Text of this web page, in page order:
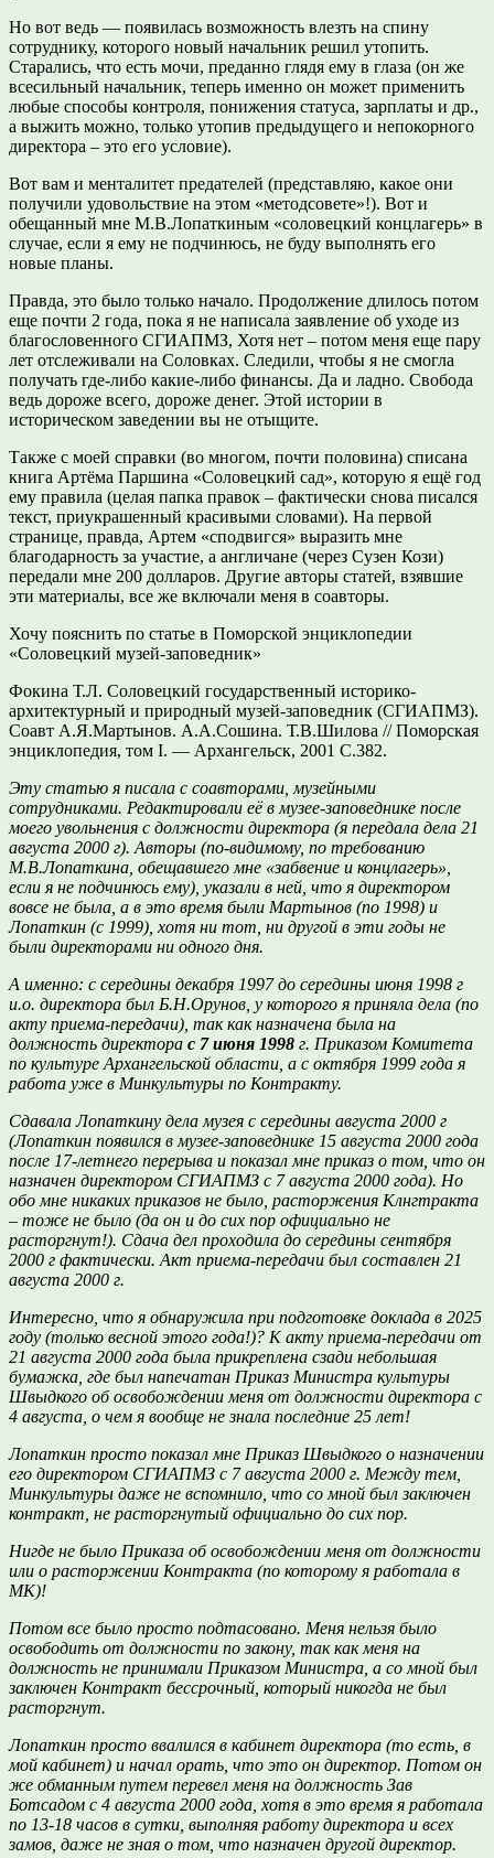
Но вот ведь — появилась возможность влезть на спину
сотруднику, которого новый начальник решил утопить.
Старались, что есть мочи, преданно глядя ему в глаза (он же
всесильный начальник, теперь именно он может применить
любые способы контроля, понижения статуса, зарплаты и др.,
а выжить можно, только утопив предыдущего и непокорного
директора – это его условие).
Вот вам и менталитет предателей (представляю, какое они
получили удовольствие на этом «методсовете»!). Вот и
обещанный мне М.В.Лопаткиным «соловецкий концлагерь» в
случае, если я ему не подчинюсь, не буду выполнять его
новые планы.
Правда, это было только начало. Продолжение длилось потом
еще почти 2 года, пока я не написала заявление об уходе из
благословенного СГИАПМЗ, Хотя нет – потом меня еще пару
лет отслеживали на Соловках. Следили, чтобы я не смогла
получать где-либо какие-либо финансы. Да и ладно. Свобода
ведь дороже всего, дороже денег. Этой истории в
историческом заведении вы не отыщите.
Также с моей справки (во многом, почти половина) списана
книга Артёма Паршина «Соловецкий сад», которую я ещё год
ему правила (целая папка правок – фактически снова писался
текст, приукрашенный красивыми словами). На первой
странице, правда, Артем «сподвигся» выразить мне
благодарность за участие, а англичане (через Сузен Кози)
передали мне 200 долларов. Другие авторы статей, взявшие
эти материалы, все же включали меня в соавторы.
Хочу пояснить по статье в Поморской энциклопедии
«Соловецкий музей-заповедник»
Фокина Т.Л. Соловецкий государственный историко-
архитектурный и природный музей-заповедник (СГИАПМЗ).
Соавт А.Я.Мартынов. А.А.Сошина. Т.В.Шилова // Поморская
энциклопедия, том I. — Архангельск, 2001 С.382.
Эту статью я писала с соавторами, музейными
сотрудниками. Редактировали её в музее-заповеднике после
моего увольнения с должности директора (я передала дела 21
августа 2000 г). Авторы (по-видимому, по требованию
М.В.Лопаткина, обещавшего мне «забвение и концлагерь»,
если я не подчинюсь ему), указали в ней, что я директором
вовсе не была, а в это время были Мартынов (по 1998) и
Лопаткин (с 1999), хотя ни тот, ни другой в эти годы не
были директорами ни одного дня.
А именно: с середины декабря 1997 до середины июня 1998 г
и.о. директора был Б.Н.Орунов, у которого я приняла дела (по
акту приема-передачи), так как назначена была на
должность директора с 7 июня 1998 г. Приказом Комитета
по культуре Архангельской области, а с октября 1999 года я
работа уже в Минкультуры по Контракту.
Сдавала Лопаткину дела музея с середины августа 2000 г
(Лопаткин появился в музее-заповеднике 15 августа 2000 года
после 17-летнего перерыва и показал мне приказ о том, что он
назначен директором СГИАПМЗ с 7 августа 2000 года). Но
обо мне никаких приказов не было, расторжения Клнгтракта
– тоже не было (да он и до сих пор официально не
расторгнут!). Сдача дел проходила до середины сентября
2000 г фактически. Акт приема-передачи был составлен 21
августа 2000 г.
Интересно, что я обнаружила при подготовке доклада в 2025
году (только весной этого года!)? К акту приема-передачи от
21 августа 2000 года была прикреплена сзади небольшая
бумажка, где был напечатан Приказ Министра культуры
Швыдкого об освобождении меня от должности директора с
4 августа, о чем я вообще не знала последние 25 лет!
Лопаткин просто показал мне Приказ Швыдкого о назначении
его директором СГИАПМЗ с 7 августа 2000 г. Между тем,
Минкультуры даже не вспомнило, что со мной был заключен
контракт, не расторгнутый официально до сих пор.
Нигде не было Приказа об освобождении меня от должности
или о расторжении Контракта (по которому я работала в
МК)!
Потом все было просто подтасовано. Меня нельзя было
освободить от должности по закону, так как меня на
должность не принимали Приказом Министра, а со мной был
заключен Контракт бессрочный, который никогда не был
расторгнут.
Лопаткин просто ввалился в кабинет директора (то есть, в
мой кабинет) и начал орать, что это он директор. Потом он
же обманным путем перевел меня на должность Зав
Ботсадом с 4 августа 2000 года, хотя в это время я работала
по 13-18 часов в сутки, выполняя работу директора и всех
замов, даже не зная о том, что назначен другой директор.